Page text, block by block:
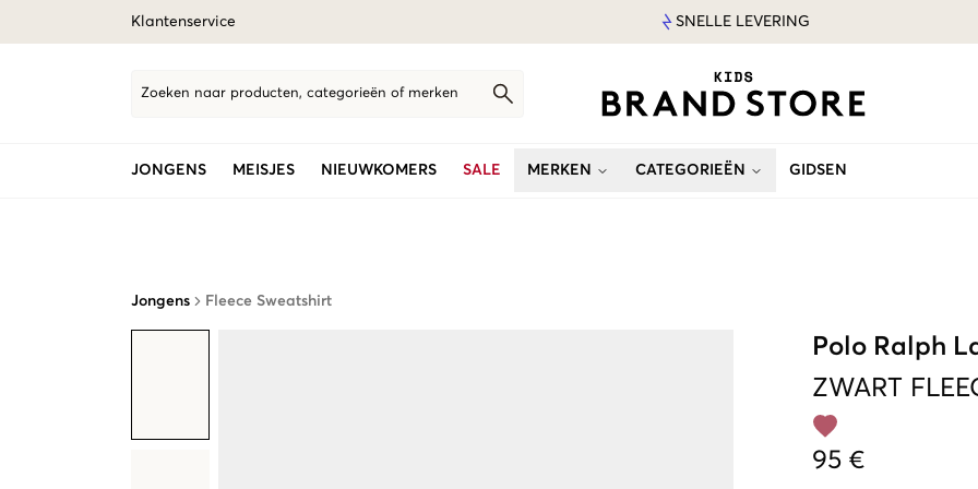
Klantenservice SNELLE LEVERING
Zoeken naar producten, categorieën of merken
JONGENS MEISJES NIEUWKOMERS SALE MERKEN CATEGORIEËN GIDSEN
Jongens Fleece Sweatshirt
Polo Ralph
ZWART
95 €